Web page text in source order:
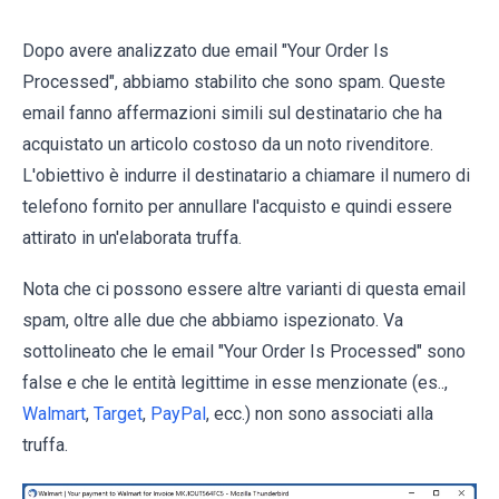
Dopo avere analizzato due email "Your Order Is
Processed", abbiamo stabilito che sono spam. Queste
email fanno affermazioni simili sul destinatario che ha
acquistato un articolo costoso da un noto rivenditore.
L'obiettivo è indurre il destinatario a chiamare il numero di
telefono fornito per annullare l'acquisto e quindi essere
attirato in un'elaborata truffa.
Nota che ci possono essere altre varianti di questa email
spam, oltre alle due che abbiamo ispezionato. Va
sottolineato che le email "Your Order Is Processed" sono
false e che le entità legittime in esse menzionate (es..,
Walmart, Target, PayPal, ecc.) non sono associati alla
truffa.